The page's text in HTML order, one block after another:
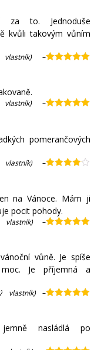
za to. Jednoduše
kvůli takovým vůním
–
–
pomerančových
–
na Vánoce. Mám ji
pocit pohody.
vlastník)
–
vůně. Je spíše
Je příjemná a
vlastník)
–
nasládlá po